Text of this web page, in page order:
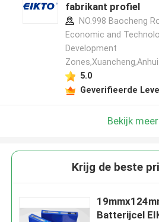
fabrikant profiel
NO.998 Baocheng
Economic and
Development
5.0
Geverifieerde
Bekijk meer
Krijg de beste
Batterijcel